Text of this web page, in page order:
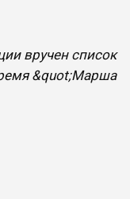
вручен список
&quot;Марша